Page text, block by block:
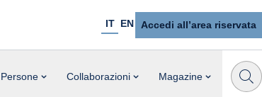
IT EN Accedi all’area riservata
Persone Collaborazioni Magazine